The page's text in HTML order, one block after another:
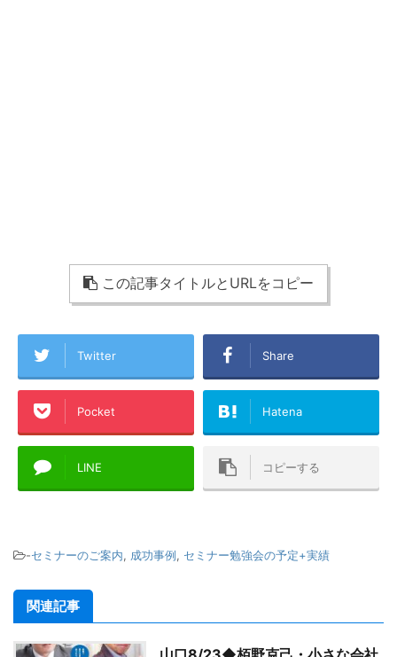
この記事タイトルとURLをコピー
Twitter Share
Pocket Hatena
LINE コピーする
-セミナーのご案内, 成功事例, セミナー勉強会の予定+実績
関連記事